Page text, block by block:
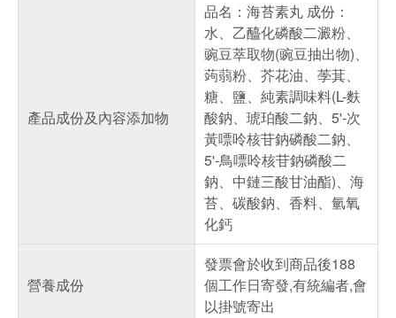
產品成份及內容添加物
品名：海苔素丸 成份：
水、乙醯化磷酸二澱粉、
豌豆萃取物(豌豆抽出物)、
蒟蒻粉、芥花油、荸萁、
糖、鹽、純素調味料(L-麩
酸鈉、琥珀酸二鈉、5'-次
黃嘌呤核苷鈉磷酸二鈉、
5'-鳥嘌呤核苷鈉磷酸二
鈉、中鏈三酸甘油酯)、海
苔、碳酸鈉、香料、氫氧
化鈣
營養成份
發票會於收到商品後188
個工作日寄發,有統編者,會
以掛號寄出